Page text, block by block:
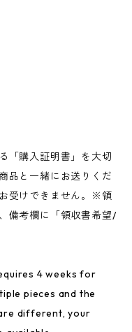
「購入証明書」を大切
品と一緒にお送りくだ
受けできません。※領
備考欄に「領収書希望/
4 weeks for
pieces and the
different, your